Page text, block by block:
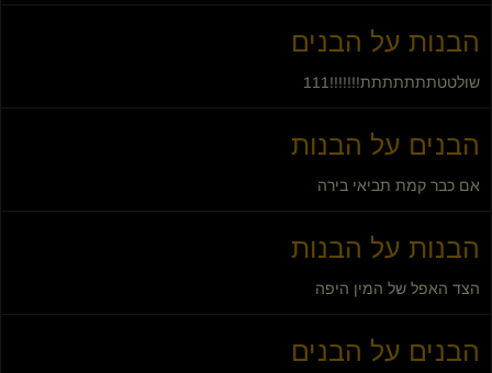
הבנות על הבנים
שולטטתתתתתתת!!!!!!!111
הבנים על הבנות
אם כבר קמת תביאי בירה
הבנות על הבנות
הצד האפל של המין היפה
הבנים על הבנים